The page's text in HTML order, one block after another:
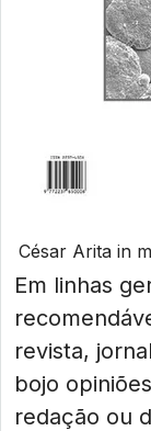
César Arita in
Em linhas
revista,
bojo
redação ou